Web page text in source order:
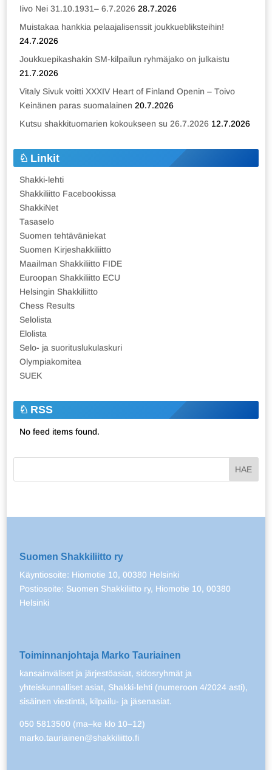
Iivo Nei 31.10.1931– 6.7.2026 28.7.2026
Muistakaa hankkia pelaajalisenssit joukkuebliksteihin!
24.7.2026
Joukkuepikashakin SM-kilpailun ryhmäjako on julkaistu
21.7.2026
Vitaly Sivuk voitti XXXIV Heart of Finland Openin – Toivo
Keinänen paras suomalainen 20.7.2026
Kutsu shakkituomarien kokoukseen su 26.7.2026 12.7.2026
Linkit
Shakki-lehti
Shakkiliitto Facebookissa
ShakkiNet
Tasaselo
Suomen tehtäväniekat
Suomen Kirjeshakkiliitto
Maailman Shakkiliitto FIDE
Euroopan Shakkiliitto ECU
Helsingin Shakkiliitto
Chess Results
Selolista
Elolista
Selo- ja suorituslukulaskuri
Olympiakomitea
SUEK
RSS
No feed items found.
Suomen Shakkiliitto ry
Käyntiosoite: Hiomotie 10, 00380 Helsinki
Postiosoite: Suomen Shakkiliitto ry, Hiomotie 10, 00380
Helsinki
Toiminnanjohtaja Marko Tauriainen
kansainväliset ja järjestöasiat, sidosryhmät ja
yhteiskunnalliset asiat, Shakki-lehti (numeroon 4/2024 asti),
sisäinen viestintä, kilpailu- ja jäsenasiat.
050 5813500 (ma–ke klo 10–12)
marko.tauriainen@shakkiliitto.fi